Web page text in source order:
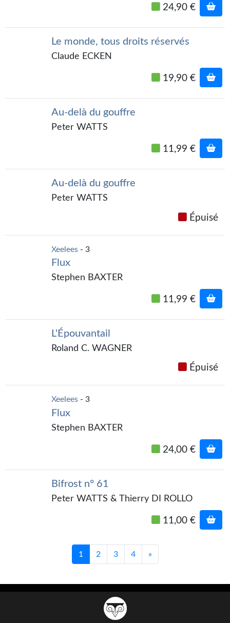
Récompenses
LE BLOG BIFROST
Tous les articles
Journal d'un homme des bois
Nous contacter
Soumettre un manuscrit
24,90 €
Le monde, tous droits réservés
Claude ECKEN
19,90 €
Au-delà du gouffre
Peter WATTS
11,99 €
Au-delà du gouffre
Peter WATTS
Épuisé
Xeelees - 3
Flux
Stephen BAXTER
11,99 €
L'Épouvantail
Roland C. WAGNER
Épuisé
Xeelees - 3
Flux
Stephen BAXTER
24,00 €
Bifrost n° 61
Peter WATTS & Thierry DI ROLLO
11,00 €
1 2 3 4 »